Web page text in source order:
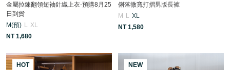
金屬拉鍊翻領短袖針織上衣-預購8月25
日到貨
M(預) L
XL
NT 1,680
俐落微寬打摺男版長褲
M L
XL
NT 1,580
HOT NEW